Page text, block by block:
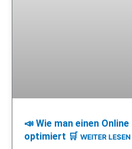
📣 Wie man einen
optimiert 🛒 WEITER